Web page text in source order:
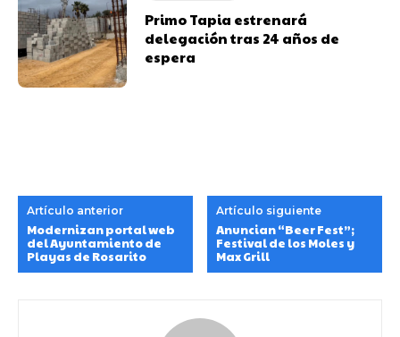
Primo Tapia estrenará
delegación tras 24 años de
espera
Artículo anterior
Modernizan portal web
del Ayuntamiento de
Playas de Rosarito
Artículo siguiente
Anuncian “Beer Fest”;
Festival de los Moles y
Max Grill